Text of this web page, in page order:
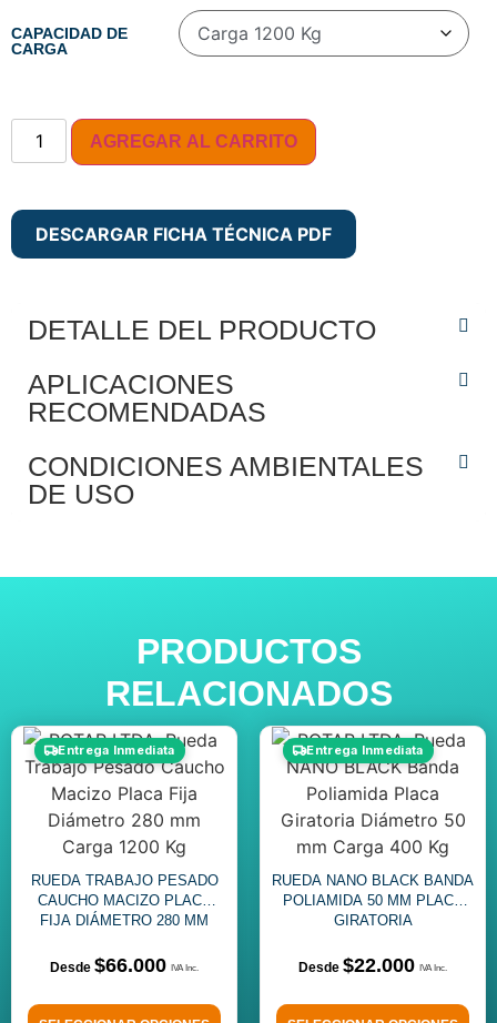
CAPACIDAD DE
CARGA
AGREGAR AL CARRITO
DESCARGAR FICHA TÉCNICA PDF
DETALLE DEL PRODUCTO
APLICACIONES
RECOMENDADAS
CONDICIONES AMBIENTALES
DE USO
PRODUCTOS
RELACIONADOS
Entrega Inmediata
RUEDA TRABAJO PESADO
CAUCHO MACIZO PLACA
FIJA DIÁMETRO 280 MM
$66.000
Entrega Inmediata
RUEDA NANO BLACK BANDA
POLIAMIDA 50 MM PLACA
GIRATORIA
$22.000